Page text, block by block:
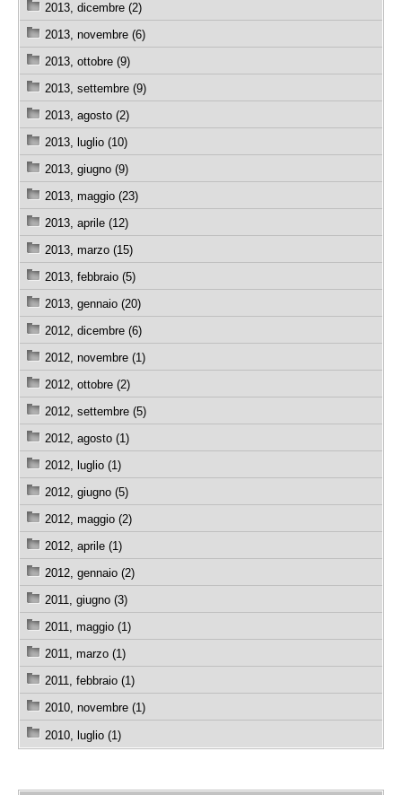
2013, dicembre (2)
2013, novembre (6)
2013, ottobre (9)
2013, settembre (9)
2013, agosto (2)
2013, luglio (10)
2013, giugno (9)
2013, maggio (23)
2013, aprile (12)
2013, marzo (15)
2013, febbraio (5)
2013, gennaio (20)
2012, dicembre (6)
2012, novembre (1)
2012, ottobre (2)
2012, settembre (5)
2012, agosto (1)
2012, luglio (1)
2012, giugno (5)
2012, maggio (2)
2012, aprile (1)
2012, gennaio (2)
2011, giugno (3)
2011, maggio (1)
2011, marzo (1)
2011, febbraio (1)
2010, novembre (1)
2010, luglio (1)